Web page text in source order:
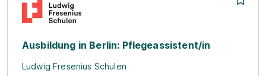
Ausbildung in Berlin: Pflegeassistent/in
Ludwig Fresenius Schulen